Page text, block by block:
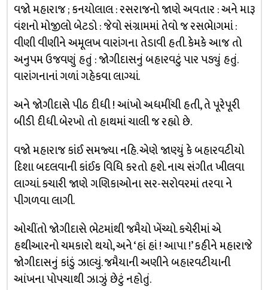
વજો મહારાજ ; કનયોલાલ : રસરાજનો જાણે અવતાર : અને મારૂ
વંશનો મોજીલો બેટડો : જેવો સંગ્રામમાં તેવો જ રસભેાગમાં :
વીણી વીણીને અમૂલખ વારાંગના તેડાવી હતી. કેમકે આજ તો
અનુપમ ઉજવણું હતું : જોગીદાસનું બહારવટું પાર પડ્યું હતું.
વારાંગનાનાં ગળાં ગહેકવા લાગ્યાં.
અને જોગીદાસે પીઠ દીધી ! આંખો અધમીંચી હતી, તે પૂરેપૂરી
બીડી દીધી. બેરખો તો હાથમાં ચાલી જ રહ્યો છે.
વજો મહારાજ કાંઈ સમજ્યા નહિ. એણે જાણ્યું કે બહારવટીયો
દિશા બદલવાની કાંઈક વિધિ કરતો હશે. નાચ સંગીત ખીલવા
લાગ્યાં. કચારી જાણે ગણિકાઓના સર-સરોવરમાં તરવા ને
પીગળવા લાગી.
ઓચીંતો જોગીદાસે ભેટમાંથી જમૈયો ખેંચ્યો. કચેરીમાં એ
હથીઆરનો ચમકારો થયો, અને ‘હાં હાં ! આપા !’ કહીને મહારાજે
જોગીદાસનું કાંડું ઝાલ્યું. જમૈયાની અણીને બહારવટીયાની
આંખના પોપચાથી ઝાઝું છેટું નહોતું.